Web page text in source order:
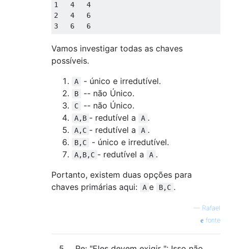
1   4   4
2   4   6
Vamos investigar todas as chaves
possíveis.
A - único e irredutível.
B -- não Único.
C -- não Único.
A,B - redutível a A .
A,C - redutível a A .
B,C - único e irredutível.
A,B,C - redutível a A .
Portanto, existem duas opções para
chaves primárias aqui:
A e B,C .
— Rafael
fonte